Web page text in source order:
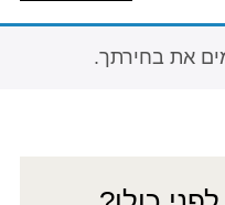
את בחירתך.